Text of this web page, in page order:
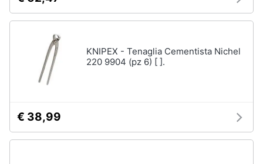
KNIPEX - Tenaglia Cementista Nichel
220 9904 (pz 6) [ ].
€ 38,99